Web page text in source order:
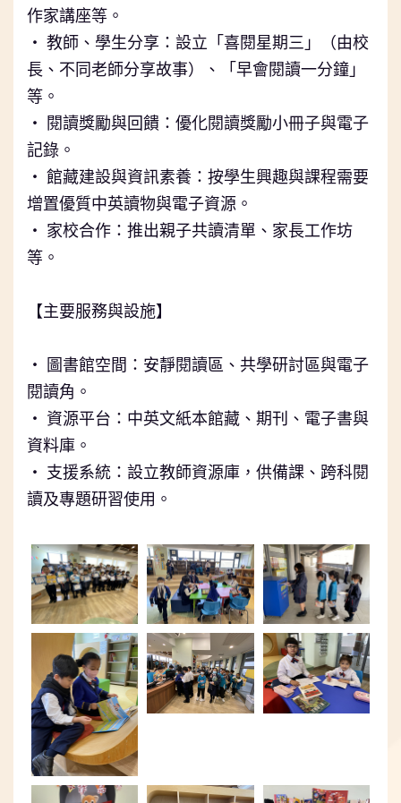
作家講座等。
‧ 教師、學生分享：設立「喜閱星期三」（由校
長、不同老師分享故事）、「早會閱讀一分鐘」
等。
‧ 閱讀獎勵與回饋：優化閱讀獎勵小冊子與電子
記錄。
‧ 館藏建設與資訊素養：按學生興趣與課程需要
增置優質中英讀物與電子資源。
‧ 家校合作：推出親子共讀清單、家長工作坊
等。
【主要服務與設施】
‧ 圖書館空間：安靜閱讀區、共學研討區與電子
閱讀角。
‧ 資源平台：中英文紙本館藏、期刊、電子書與
資料庫。
‧ 支援系統：設立教師資源庫，供備課、跨科閱
讀及專題研習使用。